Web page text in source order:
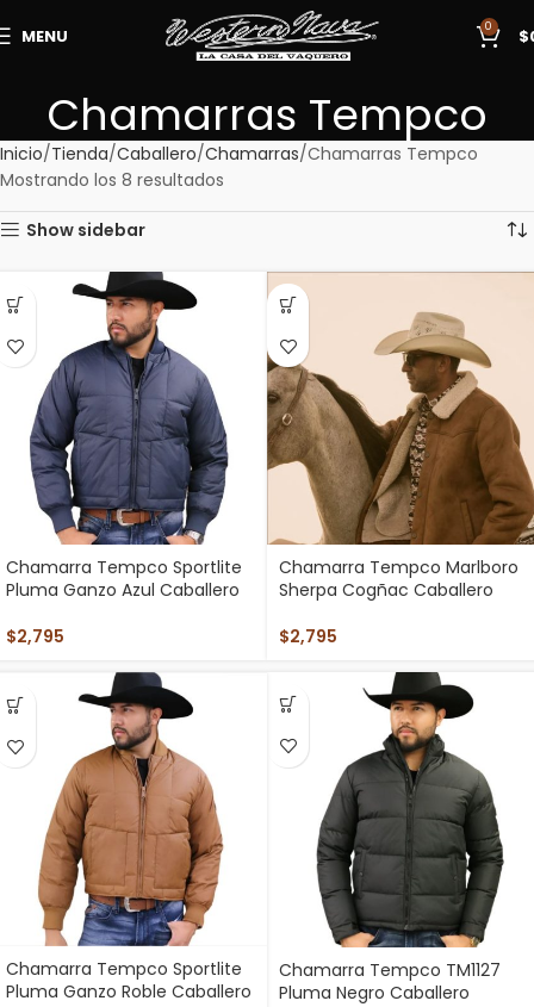
MENU 0 $
Chamarras Tempco
Inicio Tienda Caballero Chamarras Chamarras Tempco
Mostrando los 8 resultados
Show sidebar
Chamarra Tempco Sportlite
Pluma Ganzo Azul Caballero
$2,795
Chamarra Tempco Marlboro
Sherpa Cogñac Caballero
$2,795
Chamarra Tempco TM1127
Pluma Negro Caballero
Chamarra Tempco Sportlite
Pluma Ganzo Roble Caballero